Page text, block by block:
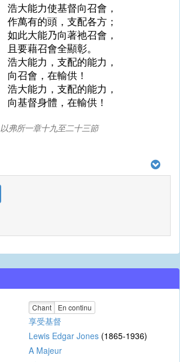
浩大能力使基督向召會，
作萬有的頭，支配各方；
如此大能乃向著祂召會，
且要藉召會全顯彰。
浩大能力，支配的能力，
向召會，在輸供！
浩大能力，支配的能力，
向基督身體，在輸供！
以弗所一章十九至二十三節
Chant En continu
享受基督
Lewis Edgar Jones (1865-1936)
A Majeur